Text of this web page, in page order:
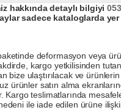
hakkında detaylı bilgiyi
sadece kataloglarda
deformasyon veya
kargo yetkilisinden
bize ulaştırılacak ve
ürünler satın alma
teslimatlarında
ile iade edilen ürüne